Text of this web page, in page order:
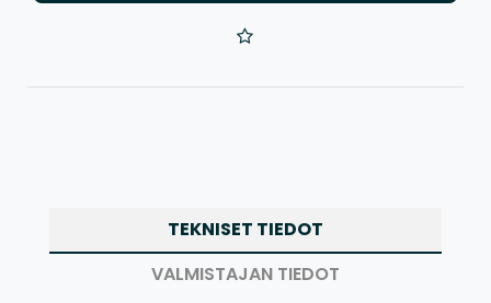
TEKNISET TIEDOT
VALMISTAJAN TIEDOT